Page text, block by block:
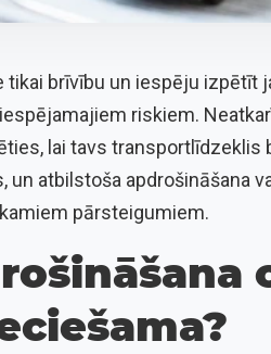
brīvību un iespēju izpētīt
riskiem.
lai tavs
un atbilstoša apdrošināšana
pārsteigumiem.